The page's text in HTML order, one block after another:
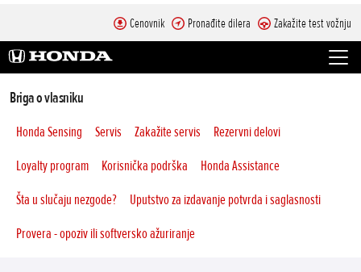
Cenovnik Pronađite dilera Zakažite test vožnju
Briga o vlasniku
Honda Sensing Servis Zakažite servis
Rezervni delovi
Loyalty program
Korisnička podrška
Honda Assistance
Šta u slučaju nezgode?
Uputstvo za izdavanje potvrda i saglasnosti
Provera - opoziv ili softversko ažuriranje